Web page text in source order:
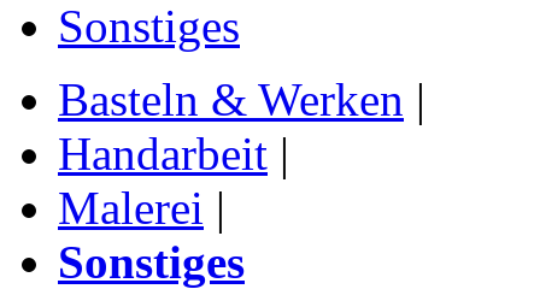
Sonstiges
Basteln & Werken |
Handarbeit |
Malerei |
Sonstiges